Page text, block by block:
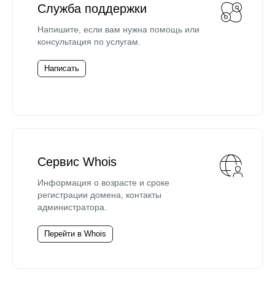
Служба поддержки
Напишите, если вам нужна помощь или
консультация по услугам.
Написать
Сервис Whois
Информация о возрасте и сроке
регистрации домена, контакты
администратора.
Перейти в Whois